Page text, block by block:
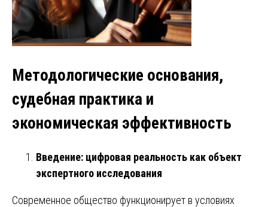
Методологические основания,
судебная практика и
экономическая эффективность
Введение: цифровая реальность как объект
экспертного исследования
Современное общество функционирует в условиях